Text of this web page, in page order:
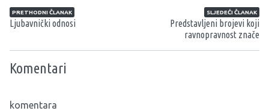
Navigacija članaka
PRETHODNI ČLANAK
Ljubavnički odnosi
SLJEDEĆI ČLANAK
Predstavljeni brojevi koji
ravnopravnost znače
Komentari
komentara